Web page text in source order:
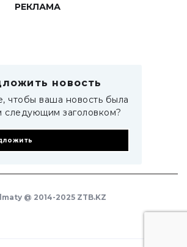
РЕКЛАМА
новость
чтобы ваша новость была
следующим заголовком?
@ 2014-2025 ZTB.KZ